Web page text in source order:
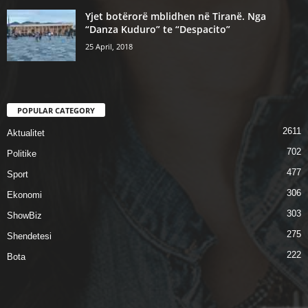
Yjet botërorë mblidhen në Tiranë. Nga
“Danza Kuduro” te “Despacito”
25 April, 2018
POPULAR CATEGORY
Aktualitet 2611
Politike 702
Sport 477
Ekonomi 306
ShowBiz 303
Shendetesi 275
Bota 222